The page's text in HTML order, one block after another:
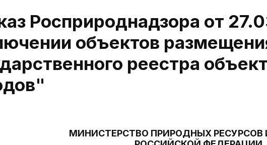
Росприроднадзора от
объектов
реестра
МИНИСТЕРСТВО ПРИРОДНЫХ РЕСУРСОВ